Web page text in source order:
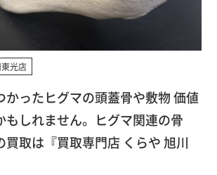
光店
かったヒグマの頭蓋骨や敷物 価値
もしれません。ヒグマ関連の骨
買取は『買取専門店 くらや 旭川